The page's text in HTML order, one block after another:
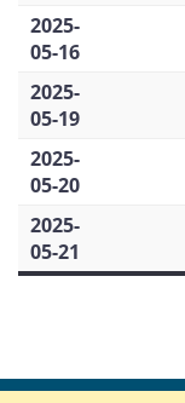
2025-
05-16
2025-
05-19
2025-
05-20
2025-
05-21